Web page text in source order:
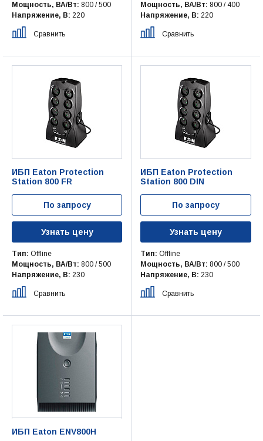
Мощность, ВА/Вт: 800 / 500
Напряжение, В: 220
Сравнить
Мощность, ВА/Вт: 800 / 400
Напряжение, В: 220
Сравнить
ИБП Eaton Protection
Station 800 FR
По запросу
Узнать цену
Тип: Offline
Мощность, ВА/Вт: 800 / 500
Напряжение, В: 230
Сравнить
ИБП Eaton Protection
Station 800 DIN
По запросу
Узнать цену
Тип: Offline
Мощность, ВА/Вт: 800 / 500
Напряжение, В: 230
Сравнить
ИБП Eaton ENV800H